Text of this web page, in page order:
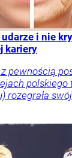
i nie
kariery
pewnością
polskiego
rozegrała